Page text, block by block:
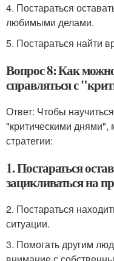
4. Постараться
любимыми делами.
5. Постараться найти
Вопрос 8: Как
справляться с
Ответ: Чтобы
"критическими
стратегии:
1. Постараться
зацикливаться на
2. Постараться
ситуации.
3. Помогать другим